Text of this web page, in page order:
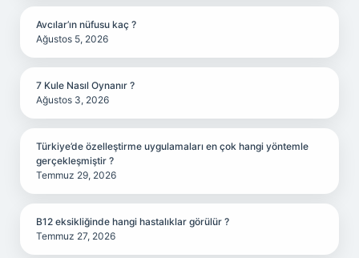
Avcılar’ın nüfusu kaç ?
Ağustos 5, 2026
7 Kule Nasıl Oynanır ?
Ağustos 3, 2026
Türkiye’de özelleştirme uygulamaları en çok hangi yöntemle
gerçekleşmiştir ?
Temmuz 29, 2026
B12 eksikliğinde hangi hastalıklar görülür ?
Temmuz 27, 2026